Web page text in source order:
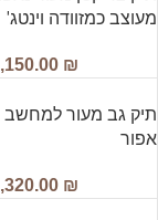
מעוצב כמזוודה וינטג'
₪
תיק גב מעור למחשב
אפור
₪